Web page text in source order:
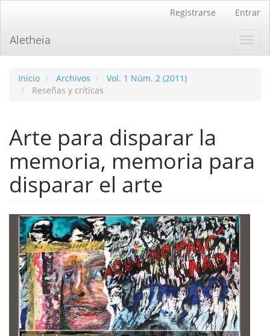
principal
Barra
Registrarse Entrar
Aletheia
Inicio Archivos
Vol. 1 Núm. 2 (2011)
Reseñas y críticas
Arte para disparar la
memoria, memoria para
disparar el arte
Barra
lateral
del
artículo